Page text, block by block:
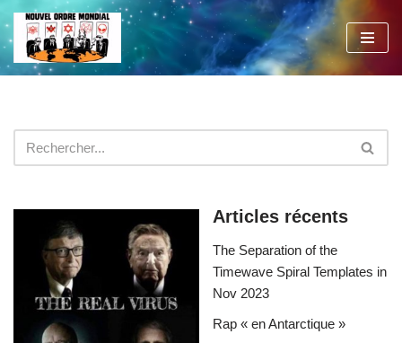
Aller
au
Articles récents
The Separation of the
Timewave Spiral Templates in
Nov 2023
Rap « en Antarctique »